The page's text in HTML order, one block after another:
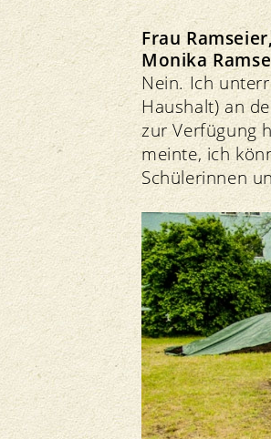
Frau
Monika
Nein. Ich
Haushalt) an
zur Verfügung
meinte, ich
Schülerinnen